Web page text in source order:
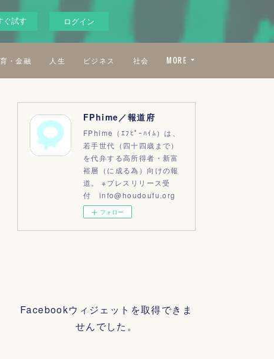
ぐ試す ログイン
・金融 人生 ビジネス 社会 MORE
FPhime／報道府
FPhime（ｴﾌﾋﾟｰﾊｲﾑ）は、
若手世代（四十四歳まで）
を代弁する高所得者・新富
裕層（に成る為）向けの報
道。 ※プレスリリース受
付 info@houdoufu.org
フォロー
Facebookウィジェットを取得できま
せんでした。